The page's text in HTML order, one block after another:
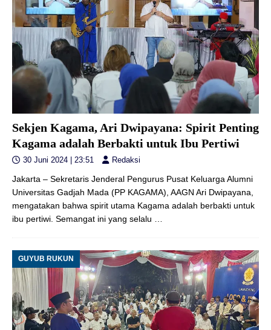
Sekjen Kagama, Ari Dwipayana: Spirit Penting
Kagama adalah Berbakti untuk Ibu Pertiwi
30 Juni 2024 | 23:51 Redaksi
Jakarta – Sekretaris Jenderal Pengurus Pusat Keluarga Alumni
Universitas Gadjah Mada (PP KAGAMA), AAGN Ari Dwipayana,
mengatakan bahwa spirit utama Kagama adalah berbakti untuk
ibu pertiwi. Semangat ini yang selalu
GUYUB RUKUN